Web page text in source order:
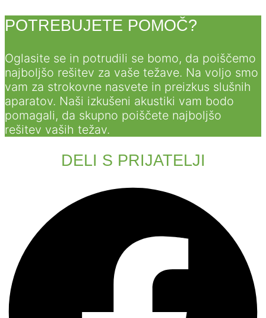
POTREBUJETE POMOČ?
Oglasite se in potrudili se bomo, da poiščemo
najboljšo rešitev za vaše težave. Na voljo smo
vam za strokovne nasvete in preizkus slušnih
aparatov. Naši izkušeni akustiki vam bodo
pomagali, da skupno poiščete najboljšo
rešitev vaših težav.
DELI S PRIJATELJI